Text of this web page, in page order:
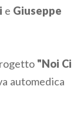
e Giuseppe
"Noi Ci
automedica